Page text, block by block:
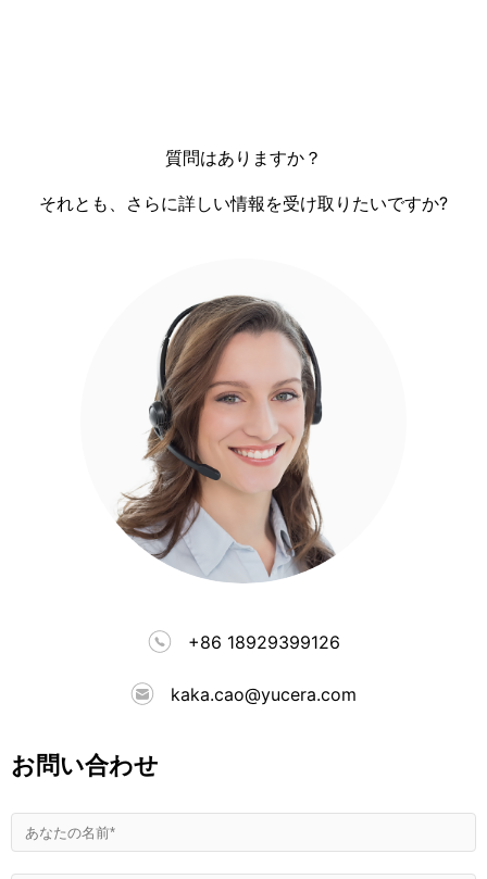
質問はありますか？
それとも、さらに詳しい情報を受け取りたいですか?
+86 18929399126
kaka.cao@yucera.com
お問い合わせ